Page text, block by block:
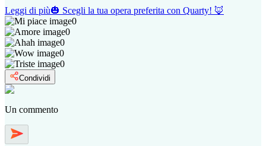
Leggi di più🎃 Scegli la tua opera preferita con Quarty! 🦊
0
0
0
0
0
Condividi
Un commento